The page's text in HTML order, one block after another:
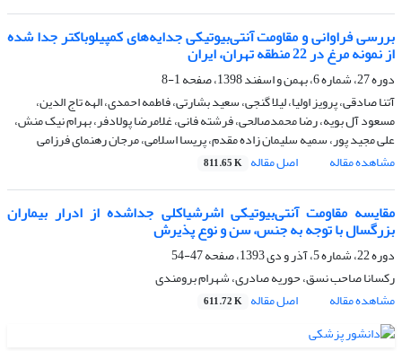
بررسی فراوانی و مقاومت آنتی‌بیوتیکی جدایه‌های کمپیلوباکتر جدا شده
از نمونه‌ مرغ در 22 منطقه تهران، ایران
دوره 27، شماره 6، بهمن و اسفند 1398، صفحه
1-8
آتنا صادقی، پرویز اولیا، لیلا گنجی، سعید بشارتی، فاطمه احمدی، الهه تاج الدین،
مسعود آل بویه، رضا محمدصالحی، فرشته فانی، غلامرضا پولادفر، بهرام نیک منش،
علی مجید پور، سمیه سلیمان زاده مقدم، پریسا اسلامی، مرجان رهنمای فرزامی
مشاهده مقاله
اصل مقاله 811.65 K
مقایسه مقاومت آنتی‌بیوتیکی اشرشیاکلی جداشده از ادرار بیماران
بزرگسال با توجه به جنس، سن و نوع پذیرش
دوره 22، شماره 5، آذر و دی 1393، صفحه
47-54
رکسانا صاحب نسق، حوریه صادری، شهرام برومندی
مشاهده مقاله
اصل مقاله 611.72 K